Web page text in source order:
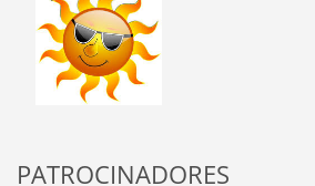
PATROCINADORES